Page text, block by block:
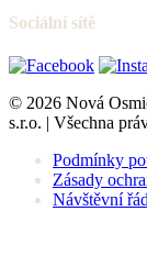
Sociální sítě
© 2026 Nová
s.r.o. | Všechna
Podmínky
Zásady
Návštěvní řád